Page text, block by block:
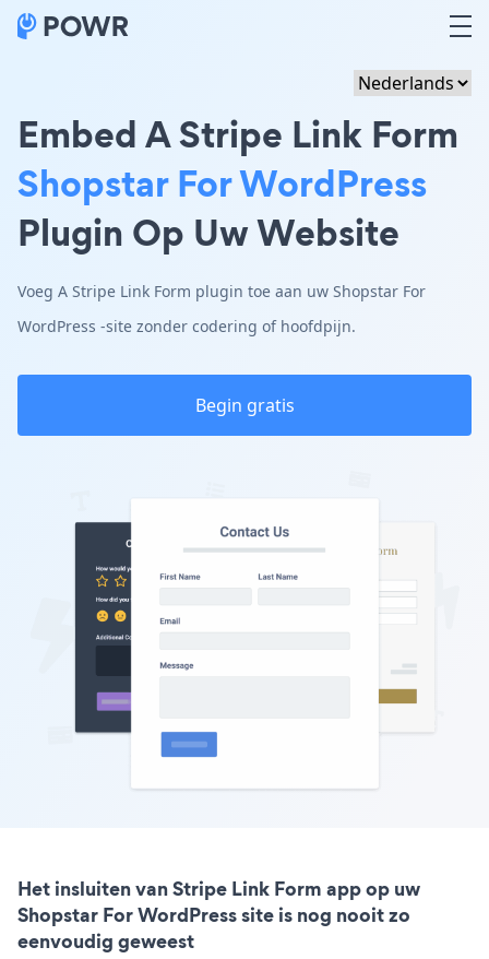
Embed A Stripe Link Form
Shopstar For WordPress
Plugin Op Uw Website
Voeg A Stripe Link Form plugin toe aan uw Shopstar For
WordPress -site zonder codering of hoofdpijn.
Begin gratis
Het insluiten van Stripe Link Form app op uw
Shopstar For WordPress site is nog nooit zo
eenvoudig geweest